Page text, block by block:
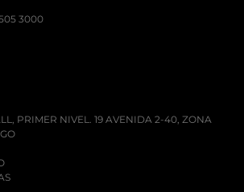
3000
PRIMER NIVEL. 19 AVENIDA 2-40, ZONA